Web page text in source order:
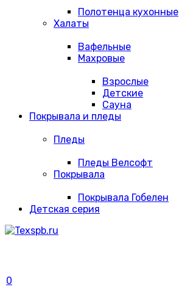
Полотенца кухонные
Халаты
Вафельные
Махровые
Взрослые
Детские
Сауна
Покрывала и пледы
Пледы
Пледы Велсофт
Покрывала
Покрывала Гобелен
Детская серия
0